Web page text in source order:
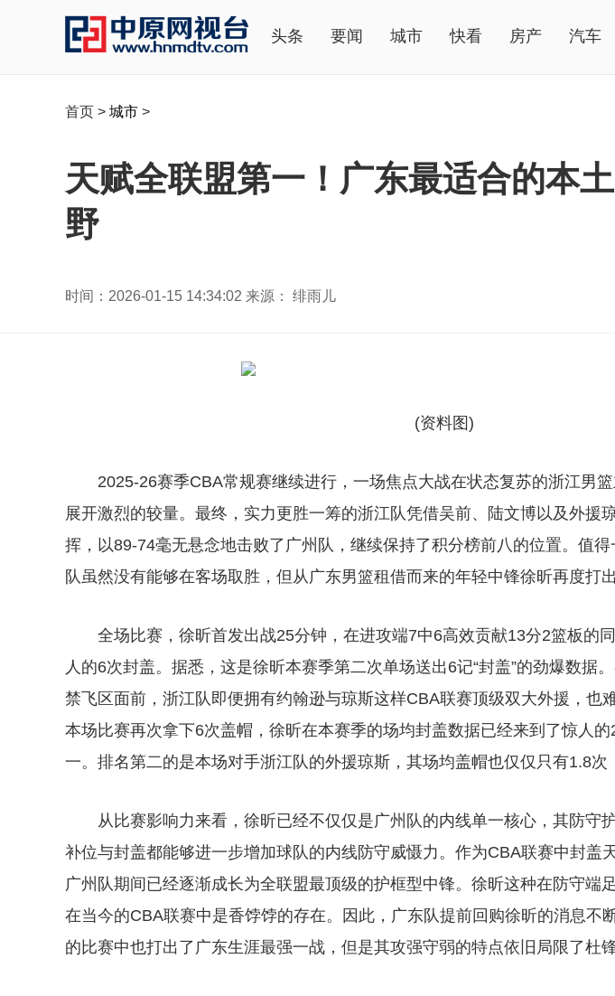
头条 要闻 城市 快看 房产 汽车
首页 > 城市 >
天赋全联盟第一！广东最适合的本
野
时间：2026-01-15 14:34:02 来源： 绯雨儿
(资料图)
2025-26赛季CBA常规赛继续进行，一场焦点大战在状态复苏的浙江男
展开激烈的较量。最终，实力更胜一筹的浙江队凭借吴前、陆文博以及外援
挥，以89-74毫无悬念地击败了广州队，继续保持了积分榜前八的位置。值
队虽然没有能够在客场取胜，但从广东男篮租借而来的年轻中锋徐昕再度打
全场比赛，徐昕首发出战25分钟，在进攻端7中6高效贡献13分2篮板的
人的6次封盖。据悉，这是徐昕本赛季第二次单场送出6记“封盖”的劲爆数据
禁飞区面前，浙江队即便拥有约翰逊与琼斯这样CBA联赛顶级双大外援，也
本场比赛再次拿下6次盖帽，徐昕在本赛季的场均封盖数据已经来到了惊人
一。排名第二的是本场对手浙江队的外援琼斯，其场均盖帽也仅仅只有1.8次
从比赛影响力来看，徐昕已经不仅仅是广州队的内线单一核心，其防守
补位与封盖都能够进一步增加球队的内线防守威慑力。作为CBA联赛中封盖
广州队期间已经逐渐成长为全联盟最顶级的护框型中锋。徐昕这种在防守端
在当今的CBA联赛中是香饽饽的存在。因此，广东队提前回购徐昕的消息不
的比赛中也打出了广东生涯最强一战，但是其攻强守弱的特点依旧局限了杜锋